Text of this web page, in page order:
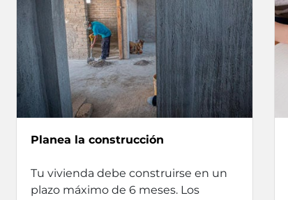
Planea la construcción
Tu vivienda debe construirse en un
plazo máximo de 6 meses. Los